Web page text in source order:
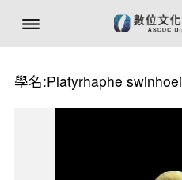
學名:Platyrhaphe swinhoei